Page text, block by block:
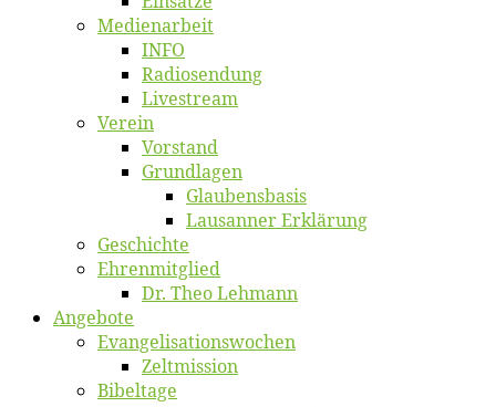
Me­di­en­ar­beit
INFO
Ra­dio­sen­dung
Live­stream
Ver­ein
Vor­stand
Grund­la­gen
Glaubens­ba­sis
Lausan­ner Erklärung
Ge­schich­te
Eh­ren­mit­glied
Dr. Theo Lehmann
An­ge­bo­te
Evangelisa­tions­wo­chen
Zelt­mis­si­on
Bi­bel­ta­ge